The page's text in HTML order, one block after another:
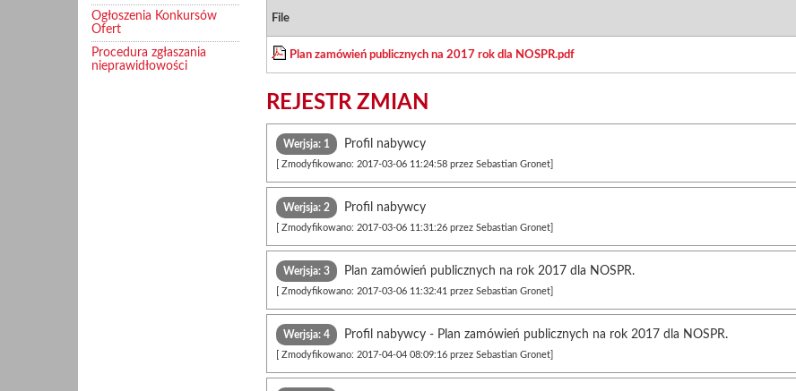
Ogłoszenia Konkursów
Ofert
Procedura zgłaszania
nieprawidłowości
File
Plan zamówień publicznych na 2017 rok dla NOSPR.pdf
REJESTR ZMIAN
Werjsja: 1 Profil nabywcy
[ Zmodyfikowano: 2017-03-06 11:24:58 przez Sebastian Gronet]
Werjsja: 2 Profil nabywcy
[ Zmodyfikowano: 2017-03-06 11:31:26 przez Sebastian Gronet]
Werjsja: 3 Plan zamówień publicznych na rok 2017 dla NOSPR.
[ Zmodyfikowano: 2017-03-06 11:32:41 przez Sebastian Gronet]
Werjsja: 4 Profil nabywcy - Plan zamówień publicznych na rok 2017 dla NOSPR.
[ Zmodyfikowano: 2017-04-04 08:09:16 przez Sebastian Gronet]